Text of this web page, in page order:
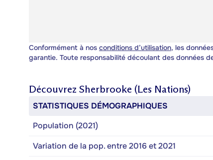
Conformément à nos conditions d’utilisation, les
garantie. Toute responsabilité découlant des données
Découvrez Sherbrooke (Les Nations)
STATISTIQUES DÉMOGRAPHIQUES
Population (2021)
Variation de la pop. entre 2016 et 2021